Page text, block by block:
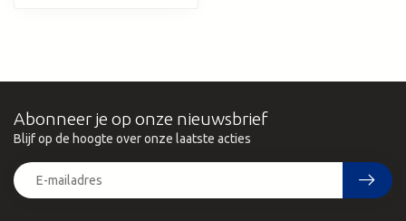
Abonneer je op onze nieuwsbrief
Blijf op de hoogte over onze laatste acties